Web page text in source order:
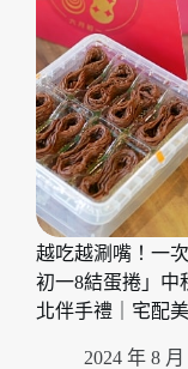
團
購
美
食
推
薦
台
126
家
入
選
16
間
新
上
榜
美
食
吃
來！
越吃越涮嘴！一
初一8結蛋捲」中
北伴手禮｜宅配
2024 年 8 月